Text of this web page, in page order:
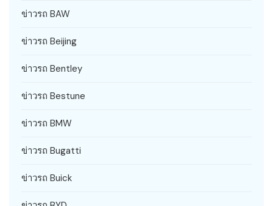
ข่าวรถ BAW
ข่าวรถ Beijing
ข่าวรถ Bentley
ข่าวรถ Bestune
ข่าวรถ BMW
ข่าวรถ Bugatti
ข่าวรถ Buick